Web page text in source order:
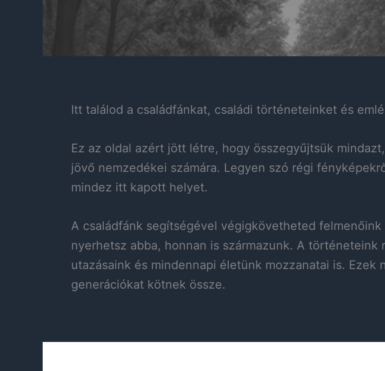
Itt találod a családfánkat, családi történeteinket és
Ez az oldal azért jött létre, hogy összegyűjtsük
jövő nemzedékei számára. Legyen szó régi
mindez itt kapott helyet.
A családfánk segítségével végigkövetheted
nyerhetsz abba, honnan is származunk. A
utazásaink és mindennapi életünk mozzanatai is.
generációkat kötnek össze.